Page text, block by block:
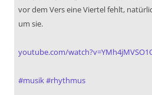
vor dem Vers eine Viertel fehlt,
um sie.
youtube.com/
#musik#rhythmus